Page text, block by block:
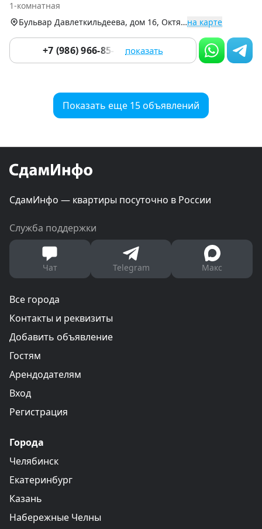
1-комнатная
Бульвар Давлеткильдеева, дом 16, Октябрьский р-нна карте
+7 (986) 966-85-29 показать
Показать еще 15 объявлений
СдамИнфо — квартиры посуточно в России
Служба поддержки
Чат Telegram Макс
Все города
Контакты и реквизиты
Добавить объявление
Гостям
Арендодателям
Вход
Регистрация
Города
Челябинск
Екатеринбург
Казань
Набережные Челны